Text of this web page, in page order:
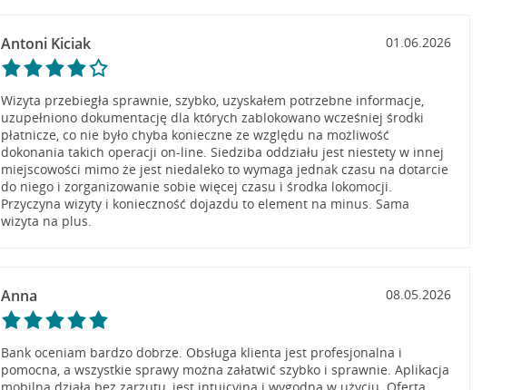
Antoni Kiciak 01.06.2026
Wizyta przebiegła sprawnie, szybko, uzyskałem potrzebne informacje,
uzupełniono dokumentację dla których zablokowano wcześniej środki
płatnicze, co nie było chyba konieczne ze względu na możliwość
dokonania takich operacji on-line. Siedziba oddziału jest niestety w innej
miejscowości mimo że jest niedaleko to wymaga jednak czasu na dotarcie
do niego i zorganizowanie sobie więcej czasu i środka lokomocji.
Przyczyna wizyty i konieczność dojazdu to element na minus. Sama
wizyta na plus.
Anna 08.05.2026
Bank oceniam bardzo dobrze. Obsługa klienta jest profesjonalna i
pomocna, a wszystkie sprawy można załatwić szybko i sprawnie. Aplikacja